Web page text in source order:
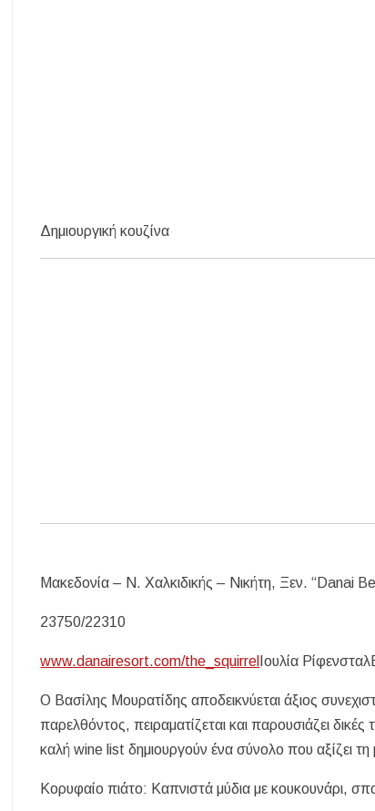
Δημιουργική κουζίνα
Μακεδονία – Ν. Χαλκιδικής – Νικήτη, Ξεν. “Danai
23750/22310
www.danairesort.com/the_squirrel Ιουλία
Ο Βασίλης Μουρατίδης αποδεικνύεται άξιος
παρελθόντος, πειραματίζεται και παρουσιάζει
καλή wine list δημιουργούν ένα σύνολο που αξίζει τη
Κορυφαίο πιάτο: Καπνιστά μύδια με κουκουνάρι,